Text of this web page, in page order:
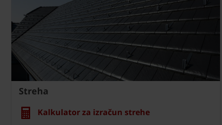
Streha
Kalkulator za izračun strehe